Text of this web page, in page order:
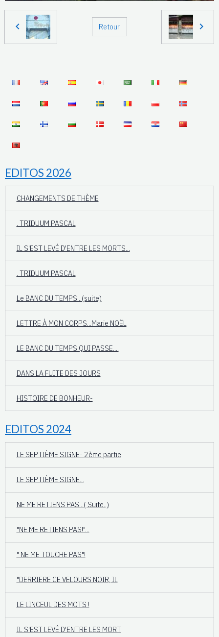
Retour
EDITOS 2026
CHANGEMENTS DE THÈME
. TRIDUUM PASCAL
IL S'EST LEVÉ D'ENTRE LES MORTS...
. TRIDUUM PASCAL
Le BANC DU TEMPS...(suite)
LETTRE À MON CORPS...Marie NOËL
LE BANC DU TEMPS QUI PASSE....
DANS LA FUITE DES JOURS
HISTOIRE DE BONHEUR-
EDITOS 2024
LE SEPTIÈME SIGNE- 2ème partie
LE SEPTIÈME SIGNE...
NE ME RETIENS PAS...( Suite..)
"NE ME RETIENS PAS!"...
" NE ME TOUCHE PAS"!
"DERRIERE CE VELOURS NOIR, IL
LE LINCEUL DES MOTS !
IL S'EST LEVÉ D'ENTRE LES MORT